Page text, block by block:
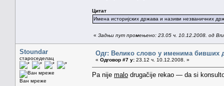
Цитат
Имена историјских држава и називи незваничних
« Задњи пут промењено: 23.05 ч. 10.12.2008. од
Stoundar
староседелац
Ван мреже
Одг: Велико слово у именима бивших
« Одговор #7 у: 23.12 ч. 10.12.2008. »
Pa nije malo drugačije rekao — da si